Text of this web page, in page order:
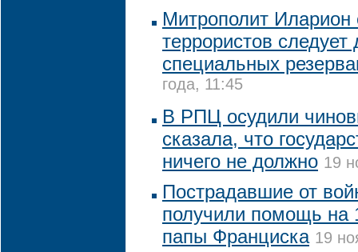
Митрополит Иларион
террористов следует
специальных
года, 11:45
В РПЦ осудили
сказала, что
ничего не должно 19
Пострадавшие от
получили помощь на
папы Франциска 19